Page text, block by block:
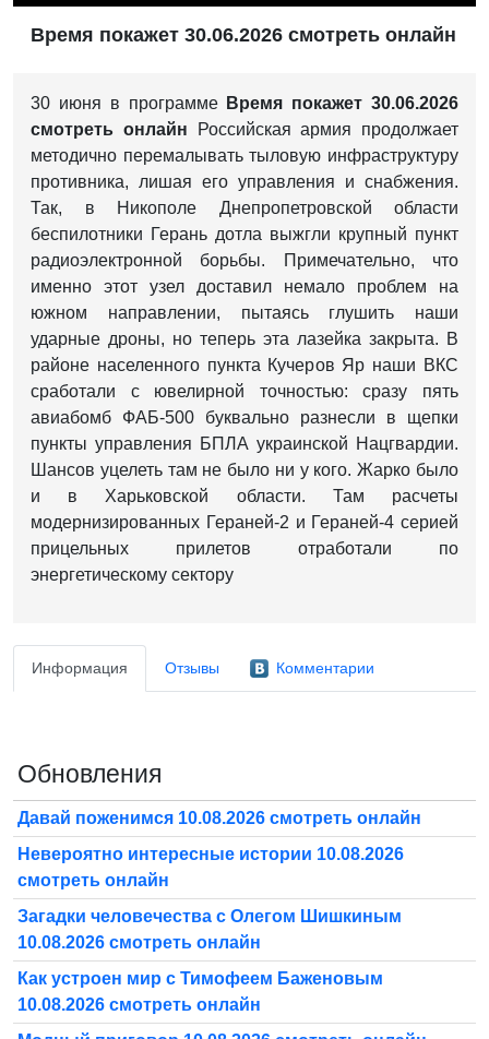
Время покажет 30.06.2026 смотреть онлайн
30 июня в программе Время покажет 30.06.2026
смотреть онлайн
Российская армия продолжает
методично перемалывать тыловую инфраструктуру
противника, лишая его управления и снабжения.
Так, в Никополе Днепропетровской области
беспилотники Герань дотла выжгли крупный пункт
радиоэлектронной борьбы. Примечательно, что
именно этот узел доставил немало проблем на
южном направлении, пытаясь глушить наши
ударные дроны, но теперь эта лазейка закрыта. В
районе населенного пункта Кучеров Яр наши ВКС
сработали с ювелирной точностью: сразу пять
авиабомб ФАБ-500 буквально разнесли в щепки
пункты управления БПЛА украинской Нацгвардии.
Шансов уцелеть там не было ни у кого. Жарко было
и в Харьковской области. Там расчеты
модернизированных Гераней-2 и Гераней-4 серией
прицельных прилетов отработали по
энергетическому сектору
Информация Отзывы Комментарии
Обновления
Давай поженимся 10.08.2026 смотреть онлайн
Невероятно интересные истории 10.08.2026
смотреть онлайн
Загадки человечества с Олегом Шишкиным
10.08.2026 смотреть онлайн
Как устроен мир с Тимофеем Баженовым
10.08.2026 смотреть онлайн